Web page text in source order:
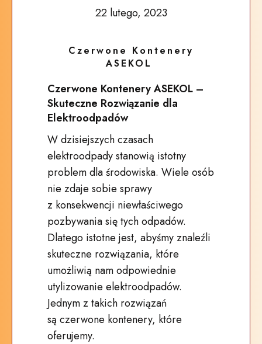
22 lutego, 2023
Czerwone Kontenery
ASEKOL
Czerwone Kontenery ASEKOL –
Skuteczne Rozwiązanie dla
Elektroodpadów
W dzisiejszych czasach
elektroodpady stanowią istotny
problem dla środowiska. Wiele osób
nie zdaje sobie sprawy
z konsekwencji niewłaściwego
pozbywania się tych odpadów.
Dlatego istotne jest, abyśmy znaleźli
skuteczne rozwiązania, które
umożliwią nam odpowiednie
utylizowanie elektroodpadów.
Jednym z takich rozwiązań
są czerwone kontenery, które
oferujemy.